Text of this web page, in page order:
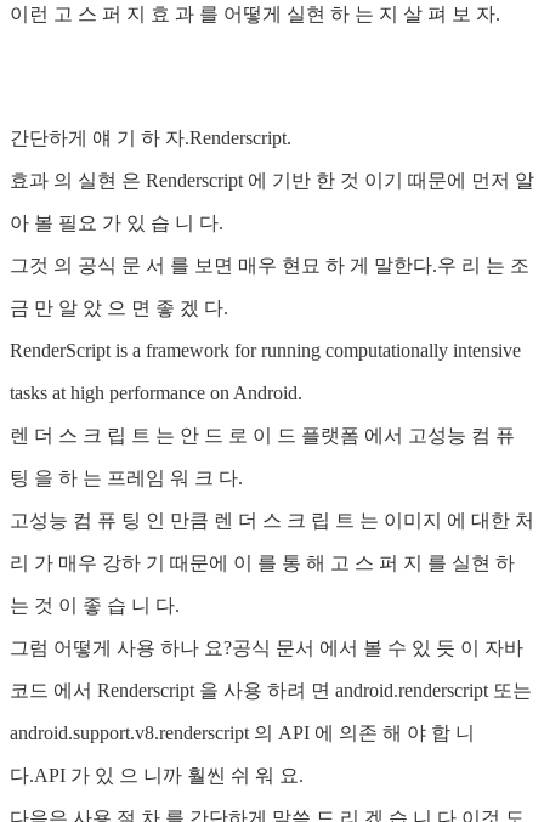
이런 고 스 퍼 지 효 과 를 어떻게 실현 하 는 지 살 펴 보 자.
간단하게 얘 기 하 자.Renderscript.
효과 의 실현 은 Renderscript 에 기반 한 것 이기 때문에 먼저 알
아 볼 필요 가 있 습 니 다.
그것 의 공식 문 서 를 보면 매우 현묘 하 게 말한다.우 리 는 조
금 만 알 았 으 면 좋 겠 다.
RenderScript is a framework for running computationally intensive
tasks at high performance on Android.
렌 더 스 크 립 트 는 안 드 로 이 드 플랫폼 에서 고성능 컴 퓨
팅 을 하 는 프레임 워 크 다.
고성능 컴 퓨 팅 인 만큼 렌 더 스 크 립 트 는 이미지 에 대한 처
리 가 매우 강하 기 때문에 이 를 통 해 고 스 퍼 지 를 실현 하
는 것 이 좋 습 니 다.
그럼 어떻게 사용 하나 요?공식 문서 에서 볼 수 있 듯 이 자바
코드 에서 Renderscript 을 사용 하려 면 android.renderscript 또는
android.support.v8.renderscript 의 API 에 의존 해 야 합 니
다.API 가 있 으 니까 훨씬 쉬 워 요.